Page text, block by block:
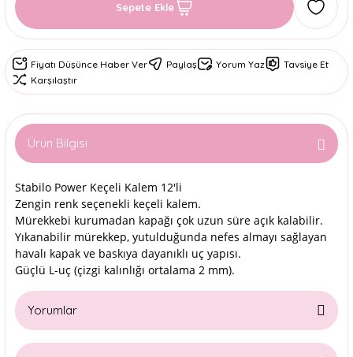
Sepete Ekle
Fiyatı Düşünce Haber Ver Paylaş Yorum Yaz
Tavsiye Et
Karşılaştır
Ürün Bilgisi
Stabilo Power Keçeli Kalem 12'li
Zengin renk seçenekli keçeli kalem.
Mürekkebi kurumadan kapağı çok uzun süre açık kalabilir.
Yıkanabilir mürekkep, yutulduğunda nefes almayı sağlayan
havalı kapak ve baskıya dayanıklı uç yapısı.
Güçlü L-uç (çizgi kalınlığı ortalama 2 mm).
Yorumlar